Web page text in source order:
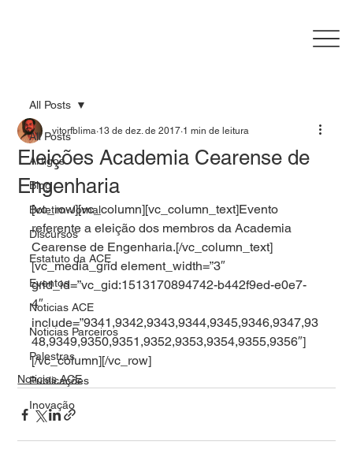
All Posts
Artigos
Blog
Boletim-Jornal
Discursos
Estatuto da ACE
Eventos
Noticias ACE
Noticias Parceiros
Palestras
Publicações
Inovação
All Posts
Eleições Academia Cearense de
Engenharia
vitorfblima 13 de dez. de 2017 1 min de leitura
[vc_row][vc_column][vc_column_text]Evento
referente a eleição dos membros da Academia
Cearense de Engenharia.[/vc_column_text]
[vc_media_grid element_width=”3″
grid_id=”vc_gid:1513170894742-b442f9ed-e0e7-
4″
include=”9341,9342,9343,9344,9345,9346,9347,93
48,9349,9350,9351,9352,9353,9354,9355,9356″]
[/vc_column][/vc_row]
Noticias ACE